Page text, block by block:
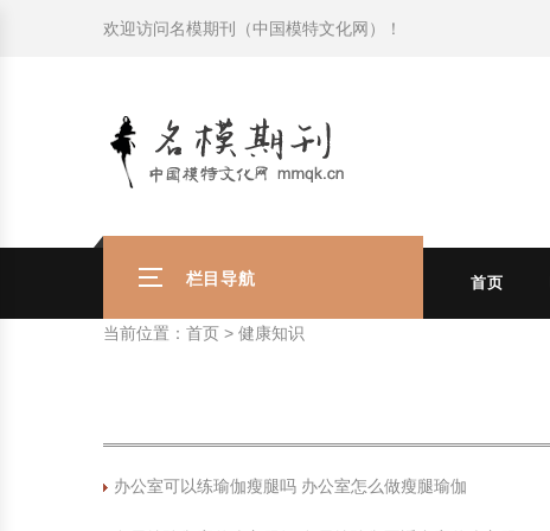
国外名模介绍
国外名模写真
社会热点新闻
国外名模介绍
国外名模写真
欢迎访问名模期刊（中国模特文化网） ！
栏目导航 首页
当前位置： 首页 > 健康知识
办公室可以练瑜伽瘦腿吗 办公室怎么做瘦腿瑜伽